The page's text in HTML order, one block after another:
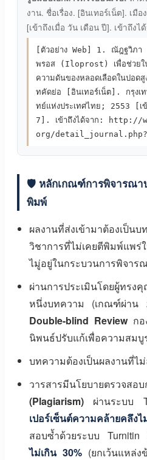
งาน. ชื่อเรื่อง. [อินเทอร์เน็ต]. เมื
[เข้าถึงเมื่อ วัน เดือน ปี]. เข้าถึงไ
[ตัวอย่าง Web] 1. ณัฎฐวิภา
พรอส (Iloprost) เพื่อช่วยใน
ความดันของหลอดเลือดในปอด
ทคัดย่อ [อินเทอร์เน็ต]. กรุงเ
ทย์แห่งประเทศไทย; 2553 [
7]. เข้าถึงได้จาก: http://
org/
🛡️ หลักเกณฑ์การพิจารณา
พิมพ์
ผลงานที่ส่งเข้ามาต้องเป็น
วิชาการที่ไม่เคยตีพิมพ์แพ
ไมู่อยู่ในกระบวนการพิจาร
ผ่านการประเมินโดยผู้ทร
หนึ่งบทความ (เกณฑ์ผ่า
Double-blind Review ก
นิพนธ์ปรับแก้เพื่อความสม
บทความต้องเป็นผลงานที่ไ
วารสารมีนโยบายตรวจสอ
(Plagiarism) ผ่านระบบ
เปอร์เซ็นต์ความคล้ายคลึง
สอบซ้ำด้วยระบบ
ไม่เกิน 30% (ยกเว้นแหล่